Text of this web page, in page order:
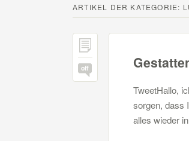
ARTIKEL DER KATEGORIE:
off
TweetHallo,
sorgen, dass
alles wieder